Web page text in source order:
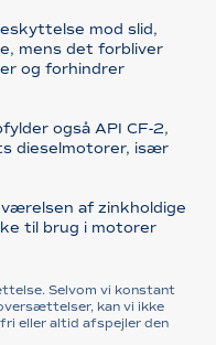
mod slid,
mens det forbliver
og forhindrer
også API CF-2,
dieselmotorer, især
af zinkholdige
til brug i motorer
Selvom vi konstant
kan vi ikke
eller altid afspejler den